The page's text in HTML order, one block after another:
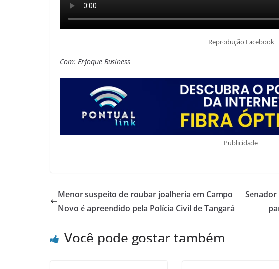
Reprodução Facebook
Com: Enfoque Business
Publicidade
Menor suspeito de roubar joalheria em Campo
Novo é apreendido pela Polícia Civil de Tangará
Senador
Você pode gostar também